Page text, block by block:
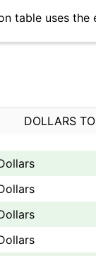
table uses
DOLLARS